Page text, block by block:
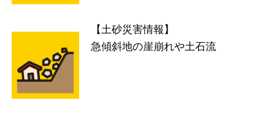
【土砂災害情報】
急傾斜地の崖崩れや土石流